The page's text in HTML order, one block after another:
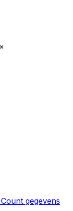
gegevens